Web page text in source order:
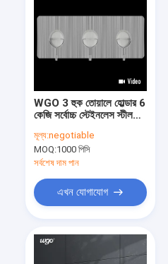
WGO 3 হুক তোয়ালে হোল্ডার 6
কেজি সর্বোচ্চ স্টেইনলেস স্টীল
মূল্য:negotiable
MOQ:1000 পিসি
সর্বশেষ দাম পান
এখন যোগাযোগ